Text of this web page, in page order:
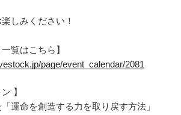
しみください！
覧はこちら】
page/event_calendar/2081
】
運命を創造する力を取り戻す方法」